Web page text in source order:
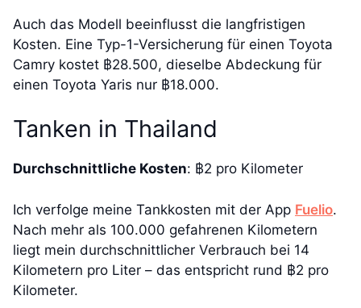
Auch das Modell beeinflusst die langfristigen
Kosten. Eine Typ-1-Versicherung für einen Toyota
Camry kostet ฿28.500, dieselbe Abdeckung für
einen Toyota Yaris nur ฿18.000.
Tanken in Thailand
Durchschnittliche Kosten: ฿2 pro Kilometer
Ich verfolge meine Tankkosten mit der App Fuelio.
Nach mehr als 100.000 gefahrenen Kilometern
liegt mein durchschnittlicher Verbrauch bei 14
Kilometern pro Liter – das entspricht rund ฿2 pro
Kilometer.